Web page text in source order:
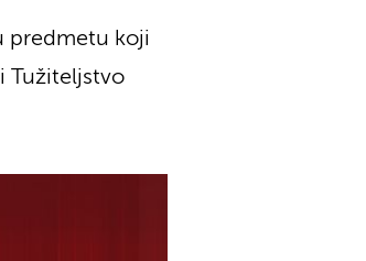
predmetu koji
Tužiteljstvo